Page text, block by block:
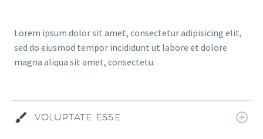
Lorem ipsum dolor sit amet, consectetur adipisicing elit,
sed do eiusmod tempor incididunt ut labore et dolore
magna aliqua sit amet, consectetu.
VOLUPTATE ESSE